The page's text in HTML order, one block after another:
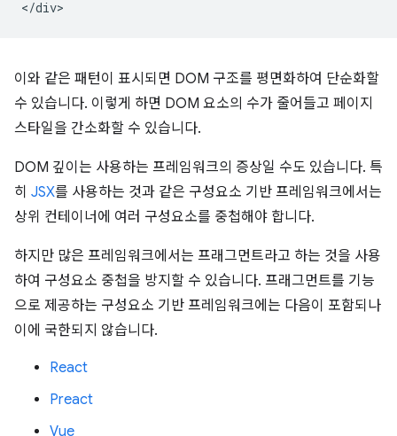
이와 같은 패턴이 표시되면 DOM 구조를 평면화하여 단순화할
수 있습니다. 이렇게 하면 DOM 요소의 수가 줄어들고 페이지
스타일을 간소화할 수 있습니다.
DOM 깊이는 사용하는 프레임워크의 증상일 수도 있습니다. 특
히 JSX를 사용하는 것과 같은 구성요소 기반 프레임워크에서는
상위 컨테이너에 여러 구성요소를 중첩해야 합니다.
하지만 많은 프레임워크에서는 프래그먼트라고 하는 것을 사용
하여 구성요소 중첩을 방지할 수 있습니다. 프래그먼트를 기능
으로 제공하는 구성요소 기반 프레임워크에는 다음이 포함되나
이에 국한되지 않습니다.
React
Preact
Vue